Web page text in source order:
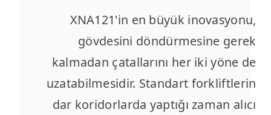
XNA121'in en büyük inovasyonu,
gövdesini döndürmesine gerek
kalmadan çatallarını her iki yöne de
uzatabilmesidir. Standart forkliftlerin
dar koridorlarda yaptığı zaman alıcı